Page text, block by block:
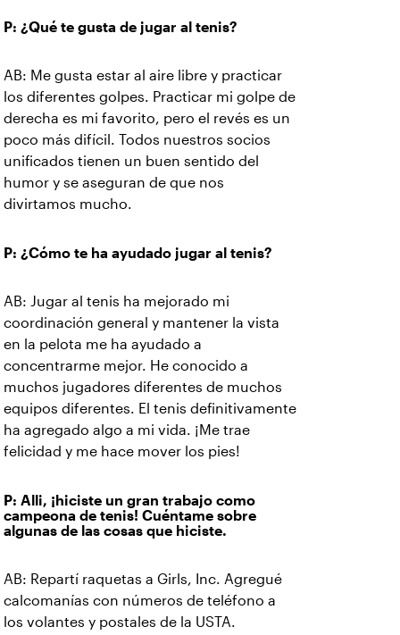
P: ¿Qué te gusta de jugar al tenis?
AB: Me gusta estar al aire libre y practicar
los diferentes golpes. Practicar mi golpe de
derecha es mi favorito, pero el revés es un
poco más difícil. Todos nuestros socios
unificados tienen un buen sentido del
humor y se aseguran de que nos
divirtamos mucho.
P: ¿Cómo te ha ayudado jugar al tenis?
AB: Jugar al tenis ha mejorado mi
coordinación general y mantener la vista
en la pelota me ha ayudado a
concentrarme mejor. He conocido a
muchos jugadores diferentes de muchos
equipos diferentes. El tenis definitivamente
ha agregado algo a mi vida. ¡Me trae
felicidad y me hace mover los pies!
P: Alli, ¡hiciste un gran trabajo como
campeona de tenis! Cuéntame sobre
algunas de las cosas que hiciste.
AB: Repartí raquetas a Girls, Inc. Agregué
calcomanías con números de teléfono a
los volantes y postales de la USTA.